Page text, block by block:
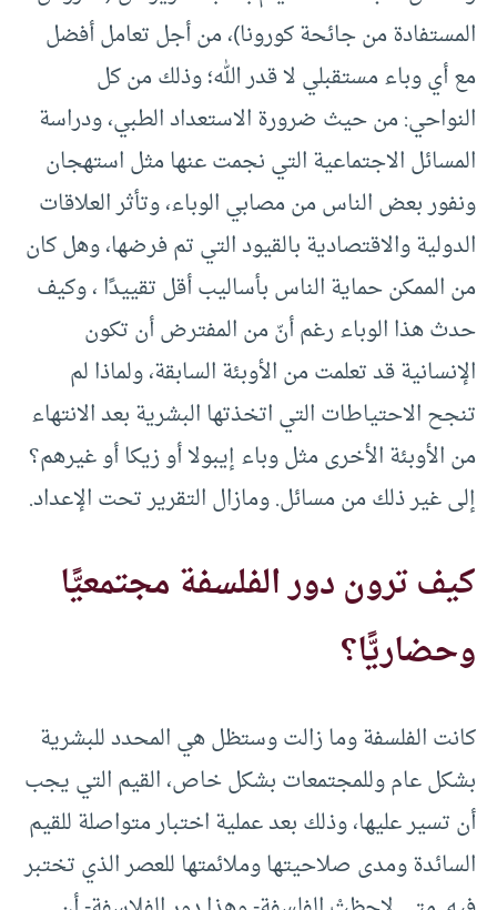
المستفادة من جائحة كورونا)، من أجل تعامل أفضل
مع أي وباء مستقبلي لا قدر الله؛ وذلك من كل
النواحي: من حيث ضرورة الاستعداد الطبي، ودراسة
المسائل الاجتماعية التي نجمت عنها مثل استهجان
ونفور بعض الناس من مصابي الوباء، وتأثر العلاقات
الدولية والاقتصادية بالقيود التي تم فرضها، وهل كان
من الممكن حماية الناس بأساليب أقل تقييدًا ، وكيف
حدث هذا الوباء رغم أنّ من المفترض أن تكون
الإنسانية قد تعلمت من الأوبئة السابقة، ولماذا لم
تنجح الاحتياطات التي اتخذتها البشرية بعد الانتهاء
من الأوبئة الأخرى مثل وباء إيبولا أو زيكا أو غيرهم؟
إلى غير ذلك من مسائل. ومازال التقرير تحت الإعداد.
كيف ترون دور الفلسفة مجتمعيًّا
وحضاريًّا؟
كانت الفلسفة وما زالت وستظل هي المحدد للبشرية
بشكل عام وللمجتمعات بشكل خاص، القيم التي يجب
أن تسير عليها، وذلك بعد عملية اختبار متواصلة للقيم
السائدة ومدى صلاحيتها وملائمتها للعصر الذي تختبر